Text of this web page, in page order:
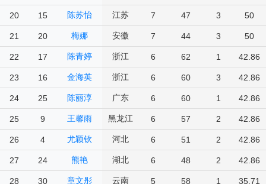
20 15 陈苏怡 江苏 7 47 3 50
21 20 梅娜 安徽 7 44 3 50
22 17 陈青婷 浙江 6 62 1 42.86
23 16 金海英 浙江 6 60 3 42.86
24 25 陈丽淳 广东 6 60 1 42.86
25 9 王馨雨 黑龙江 6 57 2 42.86
26 4 尤颖钦 河北 6 51 2 42.86
27 24 熊艳 湖北 6 48 2 42.86
28 30 章文彤 云南 5 58 1 35.71